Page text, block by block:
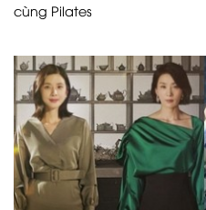
cùng Pilates